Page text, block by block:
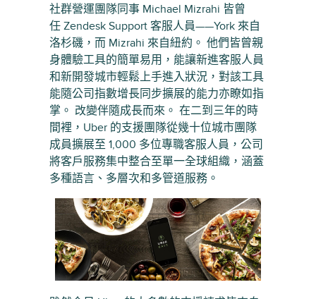
社群營運團隊同事 Michael Mizrahi 皆曾
任 Zendesk Support 客服人員——York 來自
洛杉磯，而 Mizrahi 來自紐約。 他們皆曾親
身體驗工具的簡單易用，能讓新進客服人員
和新開發城市輕鬆上手進入狀況，對該工具
能隨公司指數增長同步擴展的能力亦瞭如指
掌。 改變伴隨成長而來。 在二到三年的時
間裡，Uber 的支援團隊從幾十位城市團隊
成員擴展至 1,000 多位專職客服人員，公司
將客戶服務集中整合至單一全球組織，涵蓋
多種語言、多層次和多管道服務。